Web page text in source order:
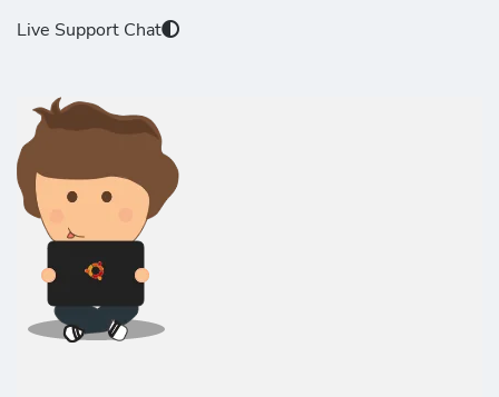
Live Support Chat